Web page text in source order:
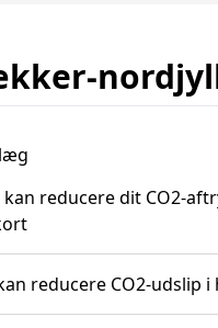
reducere dit CO2-
reducere CO2-udslip i